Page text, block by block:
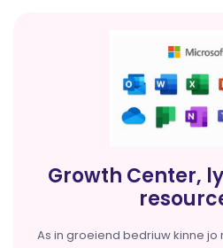
Growth Center,
As in groeiend bedriuw kinne